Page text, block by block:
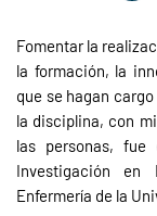
Fomentar la
la formación, la
que se hagan
la disciplina, con
las personas,
Investigación en
Enfermería de la